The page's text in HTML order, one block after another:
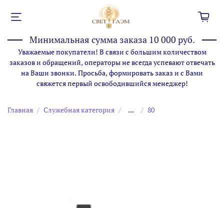
Минимальная сумма заказа 10 000 руб.
Уважаемые покупатели! В связи с большим количеством
заказов и обращений, операторы не всегда успевают отвечать
на Ваши звонки. Просьба, формировать заказ и с Вами
свяжется первый освободившийся менеджер!
Главная Служебная категория ... 80